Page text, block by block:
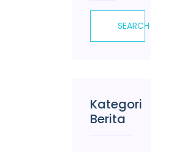
SEARCH
Kategori
Berita